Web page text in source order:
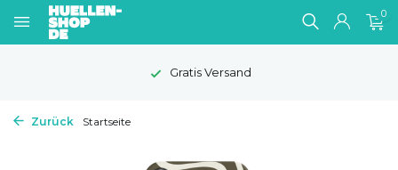
0
Gratis Versand
Zurück Startseite